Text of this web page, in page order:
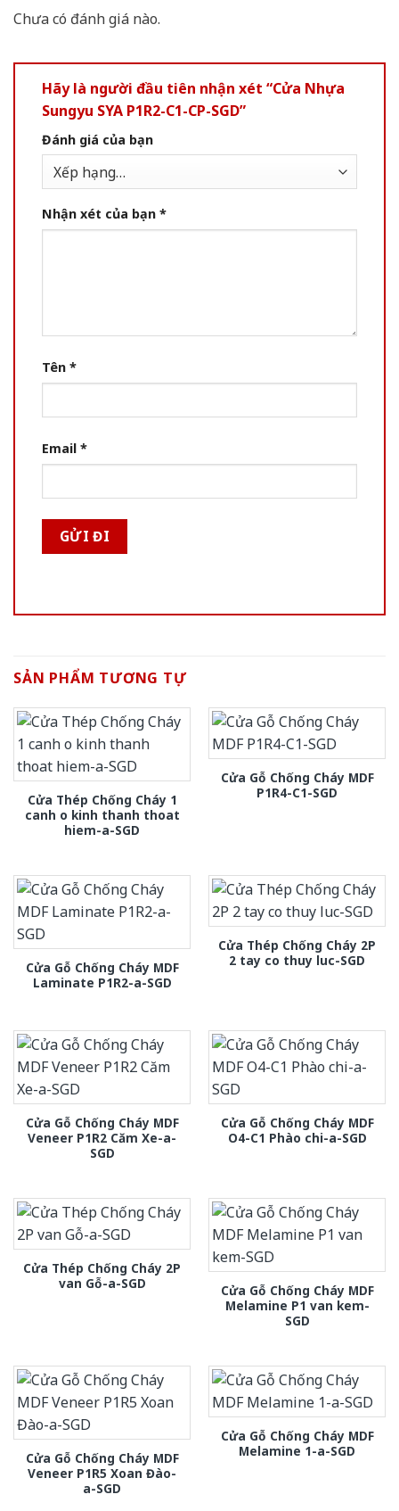
Chưa có đánh giá nào.
Hãy là người đầu tiên nhận xét “Cửa Nhựa
Sungyu SYA P1R2-C1-CP-SGD”
Đánh giá của bạn
Nhận xét của bạn *
Tên *
Email *
SẢN PHẨM TƯƠNG TỰ
Cửa Thép Chống Cháy 1
canh o kinh thanh thoat
hiem-a-SGD
Cửa Gỗ Chống Cháy MDF
P1R4-C1-SGD
Cửa Gỗ Chống Cháy MDF
Laminate P1R2-a-SGD
Cửa Thép Chống Cháy 2P
2 tay co thuy luc-SGD
Cửa Gỗ Chống Cháy MDF
Veneer P1R2 Căm Xe-a-
SGD
Cửa Gỗ Chống Cháy MDF
O4-C1 Phào chi-a-SGD
Cửa Thép Chống Cháy 2P
van Gỗ-a-SGD
Cửa Gỗ Chống Cháy MDF
Melamine P1 van kem-
SGD
Cửa Gỗ Chống Cháy MDF
Veneer P1R5 Xoan Đào-
a-SGD
Cửa Gỗ Chống Cháy MDF
Melamine 1-a-SGD